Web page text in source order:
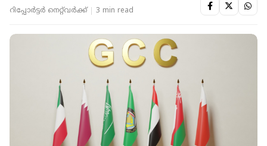
റിപ്പോർട്ടർ നെറ്റ്‌വര്‍ക്ക്‌ 3 min read